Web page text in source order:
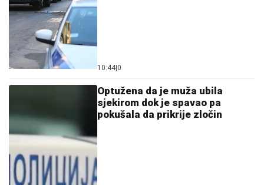
10:44 0
Optužena da je muža ubila
sjekirom dok je spavao pa
pokušala da prikrije zločin